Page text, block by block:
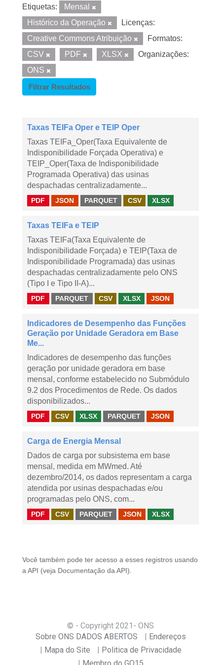
Etiquetas:
Mensal
Histórico da Operação
Licenças:
Creative Commons Atribuição
Formatos:
CSV
PDF XLSX
Organizações:
ONS
Filtrar Resultados
Taxas TEIFa Oper e TEIP Oper
Taxas TEIFa_Oper(Taxa Equivalente de
Indisponibilidade Forçada Operativa) e
TEIP_Oper(Taxa de Indisponibilidade
Programada Operativa) das usinas
despachadas centralizadamente...
PDF JSON PARQUET CSV XLSX
Taxas TEIFa e TEIP
Taxas TEIFa(Taxa Equivalente de
Indisponibilidade Forçada) e TEIP(Taxa de
Indisponibilidade Programada) das usinas
despachadas centralizadamente pelo ONS
(Tipo I e Tipo II-A)...
PDF PARQUET CSV XLSX JSON
Indicadores de Desempenho das Funções
Geração por Unidade Geradora em Base
Me...
Indicadores de desempenho das funções
geração por unidade geradora em base
mensal, conforme estabelecido no Submódulo
9.2 dos Procedimentos de Rede. Os dados
disponibilizados...
PDF CSV XLSX PARQUET JSON
Carga de Energia Mensal
Dados de carga por subsistema em base
mensal, medida em MWmed. Até
dezembro/2014, os dados representam a carga
atendida por usinas despachadas e/ou
programadas pelo ONS, com...
PDF CSV PARQUET JSON XLSX
Você também pode ter acesso a esses registros usando
a API (veja Documentação da API ).
© - Copyright 2021 - ONS
Sobre ONS DADOS ABERTOS
Endereços
Mapa do Site
Politica de Privacidade